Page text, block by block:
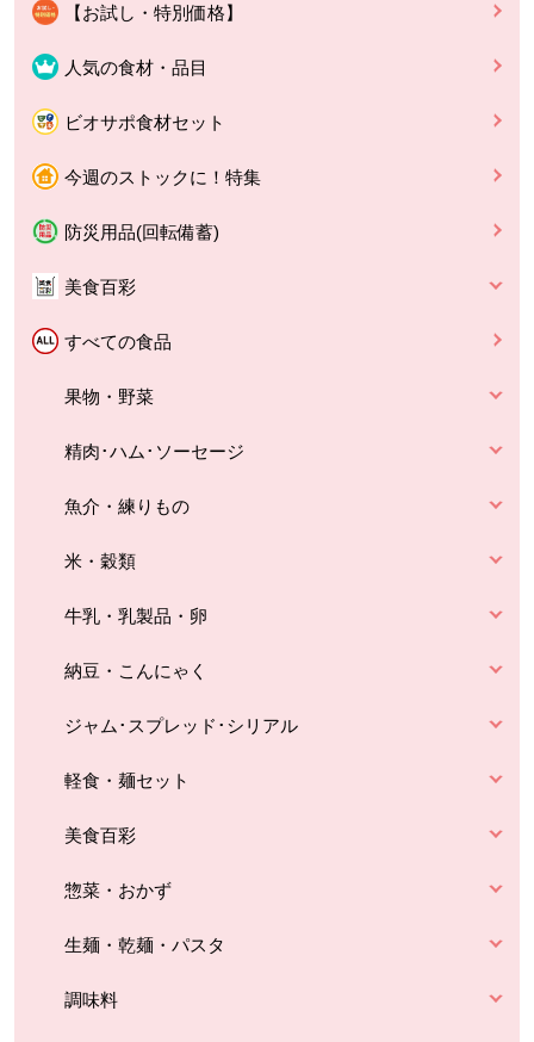
【お試し・特別価格】
人気の食材・品目
ビオサポ食材セット
今週のストックに！特集
防災用品(回転備蓄)
美食百彩
すべての食品
果物・野菜
精肉･ハム･ソーセージ
魚介・練りもの
米・穀類
牛乳・乳製品・卵
納豆・こんにゃく
ジャム･スプレッド･シリアル
軽食・麺セット
美食百彩
惣菜・おかず
生麺・乾麺・パスタ
調味料